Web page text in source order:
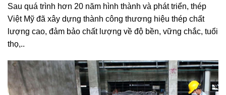
Sau quá trình hơn 20 năm hình thành và phát triển, thép
ViệtMỹ đã xây dựng thành công thương hiệu thép chất
lượng cao, đảm bảo chất lượng về độ bền, vững chắc, tuổi
thọ,..